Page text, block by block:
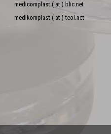
medicomplast ( at ) blic.net
medikomplast ( at ) teol.net